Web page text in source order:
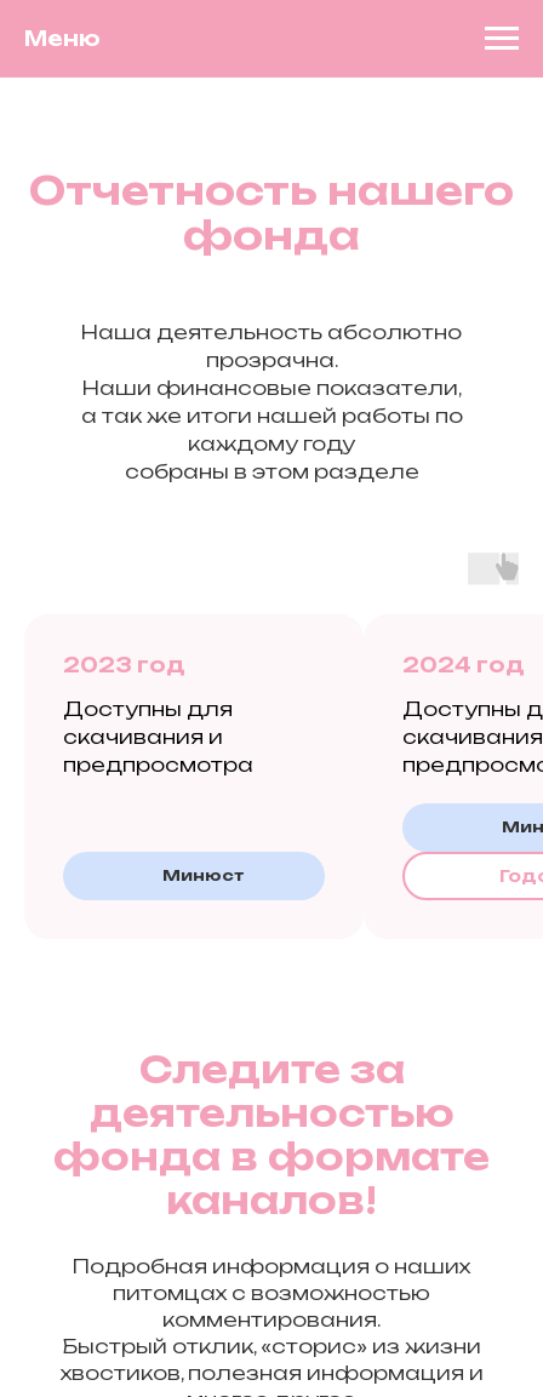
Меню
Отчетность нашего
фонда
Наша деятельность абсолютно
прозрачна.
Наши финансовые показатели,
а так же итоги нашей работы по
каждому году
собраны в этом разделе
2023 год
Доступны для
скачивания и
предпросмотра
Минюст
2024 год
Доступны
Следите за
деятельностью
фонда в формате
каналов!
Подробная информация о наших
питомцах с возможностью
комментирования.
Быстрый отклик, «сторис» из жизни
хвостиков, полезная информация и